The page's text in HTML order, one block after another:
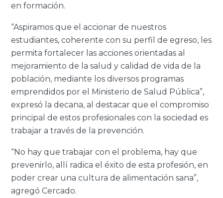
en formación.
“Aspiramos que el accionar de nuestros
estudiantes, coherente con su perfil de egreso, les
permita fortalecer las acciones orientadas al
mejoramiento de la salud y calidad de vida de la
población, mediante los diversos programas
emprendidos por el Ministerio de Salud Pública”,
expresó la decana, al destacar que el compromiso
principal de estos profesionales con la sociedad es
trabajar a través de la prevención.
“No hay que trabajar con el problema, hay que
prevenirlo, allí radica el éxito de esta profesión, en
poder crear una cultura de alimentación sana”,
agregó Cercado.